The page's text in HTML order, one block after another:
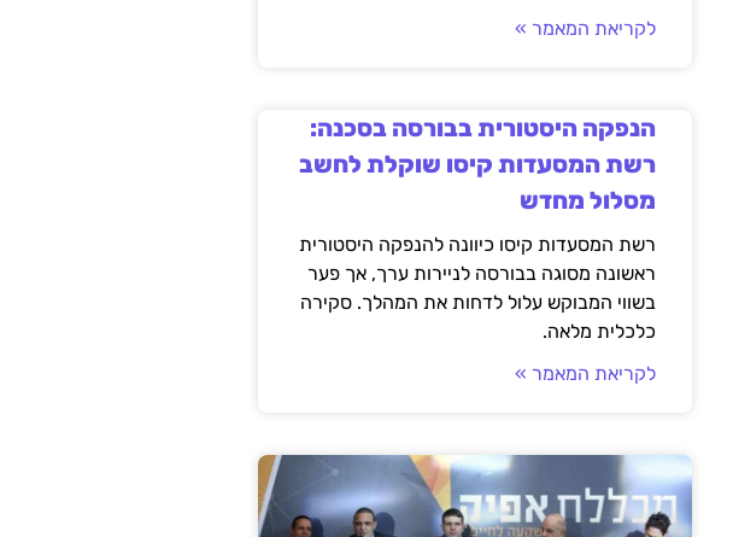
לקריאת המאמר »
הנפקה היסטורית בבורסה בסכנה:
רשת המסעדות קיסו שוקלת לחשב
מסלול מחדש
רשת המסעדות קיסו כיוונה להנפקה היסטורית
ראשונה מסוגה בבורסה לניירות ערך, אך פער
בשווי המבוקש עלול לדחות את המהלך. סקירה
כלכלית מלאה.
לקריאת המאמר »